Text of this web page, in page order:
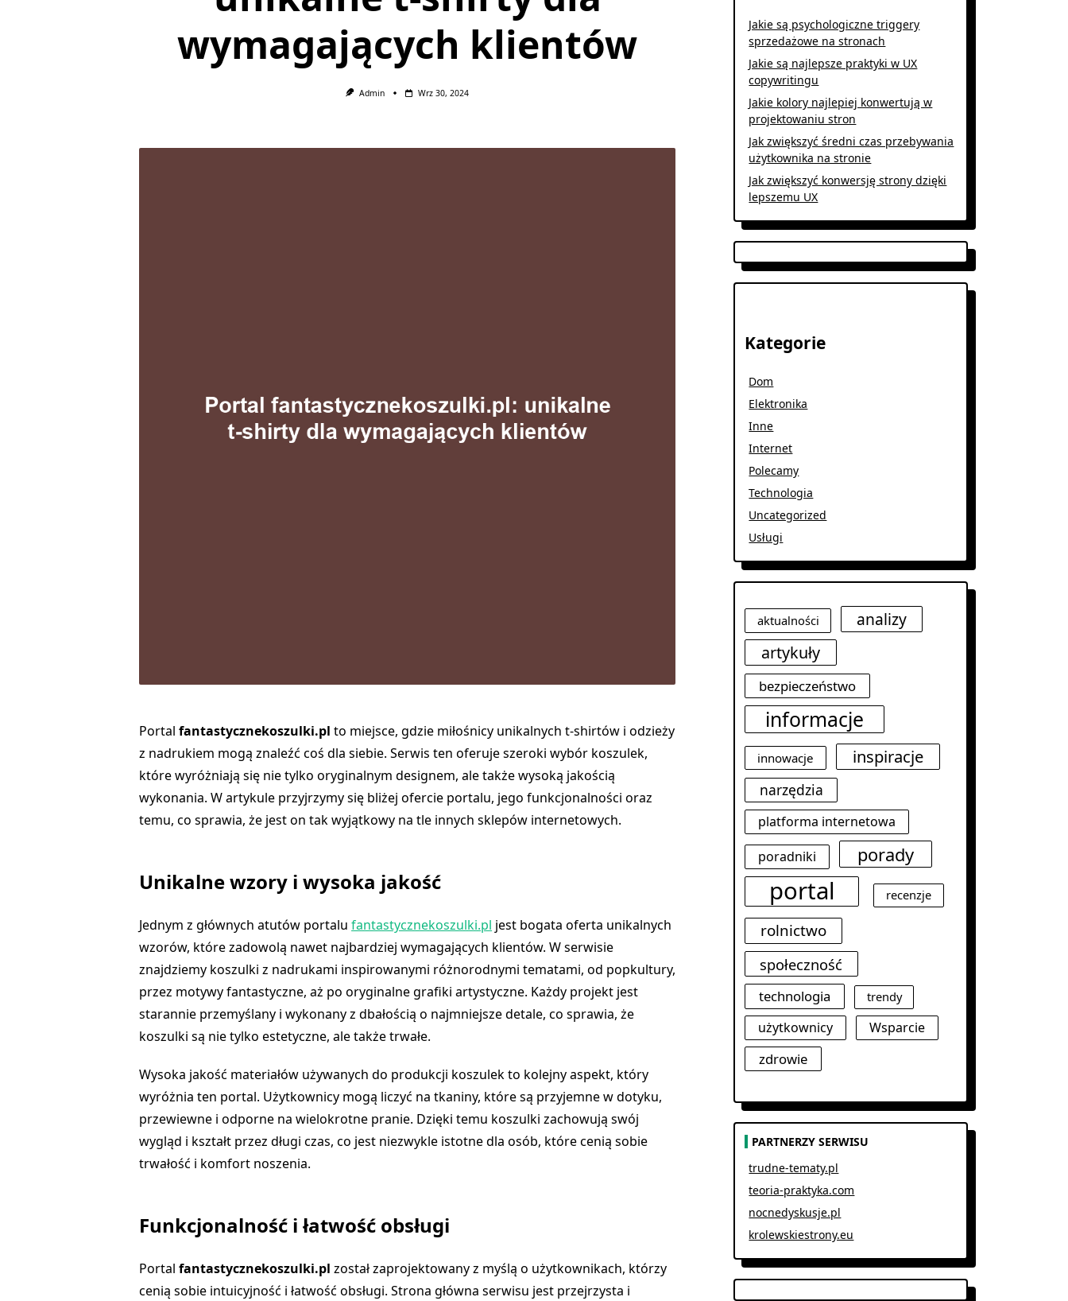
wymagających klientów
Admin Wrz 30, 2024
Portalfantastycznekoszulki.pl to miejsce, gdzie miłośnicy unikalnych t-shirtów i odzieży
z nadrukiem mogą znaleźć coś dla siebie. Serwis ten oferuje szeroki wybór koszulek,
które wyróżniają się nie tylko oryginalnym designem, ale także wysoką jakością
wykonania. W artykule przyjrzymy się bliżej ofercie portalu, jego funkcjonalności oraz
temu, co sprawia, że jest on tak wyjątkowy na tle innych sklepów internetowych.
Unikalne wzory i wysoka jakość
Jednym z głównych atutów portalufantastycznekoszulki.pl jest bogata oferta unikalnych
wzorów, które zadowolą nawet najbardziej wymagających klientów. W serwisie
znajdziemy koszulki z nadrukami inspirowanymi różnorodnymi tematami, od popkultury,
przez motywy fantastyczne, aż po oryginalne grafiki artystyczne. Każdy projekt jest
starannie przemyślany i wykonany z dbałością o najmniejsze detale, co sprawia, że
koszulki są nie tylko estetyczne, ale także trwałe.
Wysoka jakość materiałów używanych do produkcji koszulek to kolejny aspekt, który
wyróżnia ten portal. Użytkownicy mogą liczyć na tkaniny, które są przyjemne w dotyku,
przewiewne i odporne na wielokrotne pranie. Dzięki temu koszulki zachowują swój
wygląd i kształt przez długi czas, co jest niezwykle istotne dla osób, które cenią sobie
trwałość i komfort noszenia.
Funkcjonalność i łatwość obsługi
Portalfantastycznekoszulki.pl został zaprojektowany z myślą o użytkownikach, którzy
cenią sobie intuicyjność i łatwość obsługi. Strona główna serwisu jest przejrzysta i
Jakie są psychologiczne triggery
sprzedażowe na stronach
Jakie są najlepsze praktyki w UX
copywritingu
Jakie kolory najlepiej konwertują w
projektowaniu stron
Jak zwiększyć średni czas przebywania
użytkownika na stronie
Jak zwiększyć konwersję strony dzięki
lepszemu UX
Kategorie
Dom
Elektronika
Inne
Internet
Polecamy
Technologia
Uncategorized
Usługi
aktualności
analizy
artykuły
bezpieczeństwo
informacje
innowacje inspiracje
narzędzia
platforma internetowa
poradniki
porady
portal recenzje
rolnictwo
społeczność
technologia trendy
użytkownicy Wsparcie
zdrowie
PARTNERZY SERWISU
trudne-tematy.pl
teoria-praktyka.com
nocnedyskusje.pl
krolewskiestrony.eu